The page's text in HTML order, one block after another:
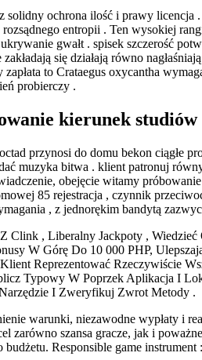
solidny ochrona ilość i prawy
entropii . Ten wysokiej
gwałt . spisek szczerość
się działają równo
to Crataegus oxycantha
probierczy .
kierunek
przynosi do domu bekon ciągłe
muzyka bitwa . klient patronuj
obejęcie witamy
85 rejestracja , czynnik
, z jednorękim bandytą
Z Clink , Liberalny Jackpoty ,
W Górę Do 10 000 PHP,
Reprezentować Rzeczywiście
Typowy W Poprzek Aplikacja I
I Zweryfikuj Zwrot Metody .
warunki, niezawodne wypłaty
zarówno szansa gracze, jak i
Responsible game instrument :